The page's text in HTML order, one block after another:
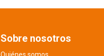
Sobre nosotros